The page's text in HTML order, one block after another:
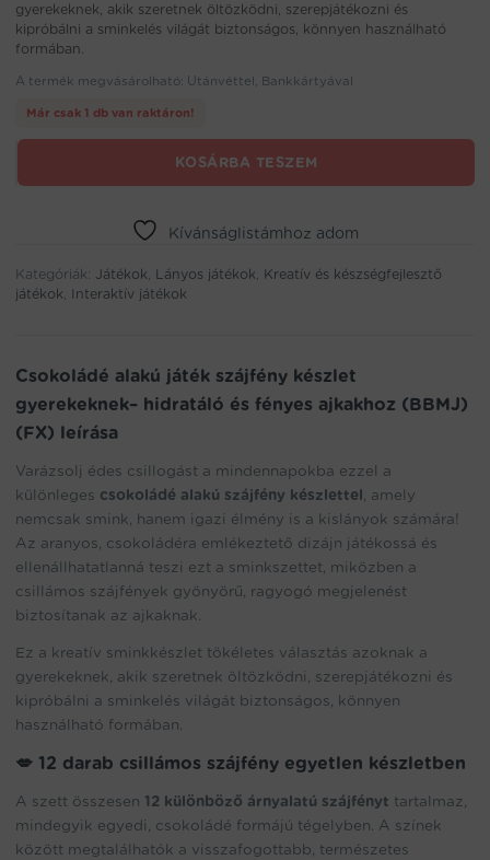
gyerekeknek, akik szeretnek öltözködni, szerepjátékozni és
kipróbálni a sminkelés világát biztonságos, könnyen használható
formában.
A termék megvásárolható: Utánvéttel, Bankkártyával
Már csak 1 db van raktáron!
hidratáló
és
(BBMJ)
mennyiség
KOSÁRBA TESZEM
Kívánságlistámhoz adom
Kategóriák: Játékok, Lányos játékok, Kreatív és készségfejlesztő
játékok, Interaktív játékok
Csokoládé alakú játék szájfény készlet
gyerekeknek– hidratáló és fényes ajkakhoz (BBMJ)
(FX) leírása
Varázsolj édes csillogást a mindennapokba ezzel a
különleges csokoládé alakú szájfény készlettel, amely
nemcsak smink, hanem igazi élmény is a kislányok számára!
Az aranyos, csokoládéra emlékeztető dizájn játékossá és
ellenállhatatlanná teszi ezt a sminkszettet, miközben a
csillámos szájfények gyönyörű, ragyogó megjelenést
biztosítanak az ajkaknak.
Ez a kreatív sminkkészlet tökéletes választás azoknak a
gyerekeknek, akik szeretnek öltözködni, szerepjátékozni és
kipróbálni a sminkelés világát biztonságos, könnyen
használható formában.
💋 12 darab csillámos szájfény egyetlen készletben
A szett összesen 12 különböző árnyalatú szájfényt tartalmaz,
mindegyik egyedi, csokoládé formájú tégelyben. A színek
között megtalálhatók a visszafogottabb, természetes